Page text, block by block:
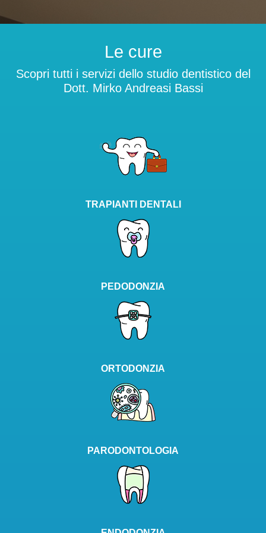
Le cure
Scopri tutti i servizi dello studio dentistico del
Dott. Mirko Andreasi Bassi
TRAPIANTI DENTALI
PEDODONZIA
ORTODONZIA
PARODONTOLOGIA